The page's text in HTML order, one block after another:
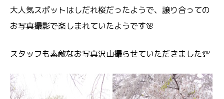
大人気スポットはしだれ桜だったようで、譲り合っての
お写真撮影で楽しまれていたようです🌸
スタッフも素敵なお写真沢山撮らせていただきました💯